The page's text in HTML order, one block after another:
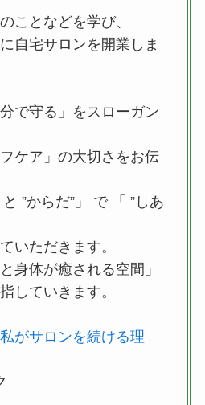
ことなどを学び、
自宅サロンを開業しま
で守る」をスローガン
ケア」の大切さをお伝
と ”からだ”」 で 「 ”しあ
いただきます。
身体が癒される空間」
していきます。
がサロンを続ける理